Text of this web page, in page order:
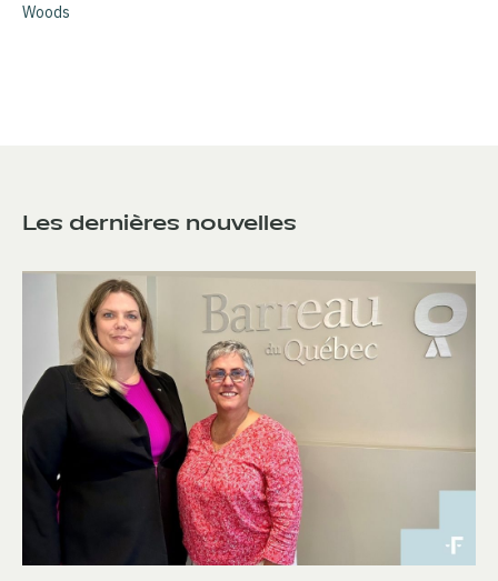
Woods
Les dernières nouvelles